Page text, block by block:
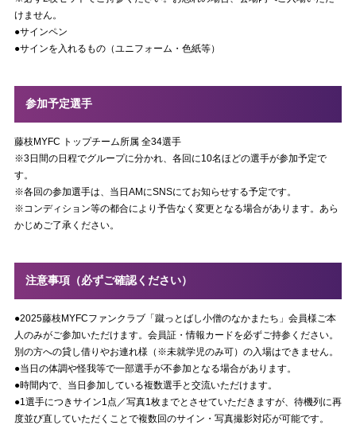
けません。
●サインペン
●サインを入れるもの（ユニフォーム・色紙等）
参加予定選手
藤枝MYFC トップチーム所属 全34選手
※3日間の日程でグループに分かれ、各回に10名ほどの選手が参加予定で
す。
※各回の参加選手は、当日AMにSNSにてお知らせする予定です。
※コンディション等の都合により予告なく変更となる場合があります。あら
かじめご了承ください。
注意事項（必ずご確認ください）
●2025藤枝MYFCファンクラブ「蹴っとばし小僧のなかまたち」会員様ご本
人のみがご参加いただけます。会員証・情報カードを必ずご持参ください。
別の方への貸し借りやお連れ様（※未就学児のみ可）の入場はできません。
●当日の体調や怪我等で一部選手が不参加となる場合があります。
●時間内で、当日参加している複数選手と交流いただけます。
●1選手につきサイン1点／写真1枚までとさせていただきますが、待機列に再
度並び直していただくことで複数回のサイン・写真撮影対応が可能です。